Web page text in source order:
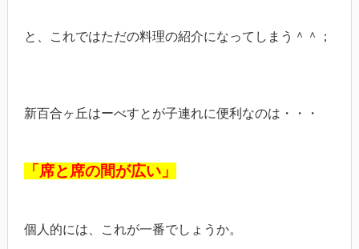
と、これではただの料理の紹介になってしまう＾＾；
新百合ヶ丘はーべすとが子連れに便利なのは・・・
「席と席の間が広い」
個人的には、これが一番でしょうか。